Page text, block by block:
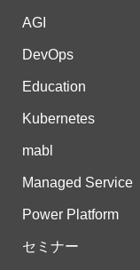
AGI
DevOps
Education
Kubernetes
mabl
Managed Service
Power Platform
セミナー